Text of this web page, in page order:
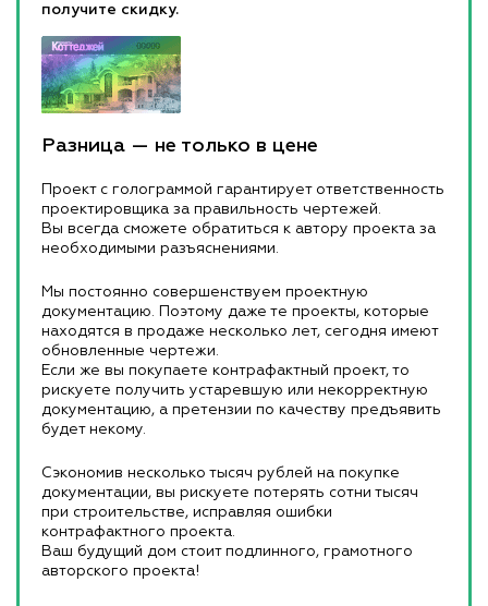
получите скидку.
Разница — не только в цене
Проект с голограммой гарантирует ответственность
проектировщика за правильность чертежей.
Вы всегда сможете обратиться к автору проекта за
необходимыми разъяснениями.
Мы постоянно совершенствуем проектную
документацию. Поэтому даже те проекты, которые
находятся в продаже несколько лет, сегодня имеют
обновленные чертежи.
Если же вы покупаете контрафактный проект, то
рискуете получить устаревшую или некорректную
документацию, а претензии по качеству предъявить
будет некому.
Сэкономив несколько тысяч рублей на покупке
документации, вы рискуете потерять сотни тысяч
при строительстве, исправляя ошибки
контрафактного проекта.
Ваш будущий дом стоит подлинного, грамотного
авторского проекта!